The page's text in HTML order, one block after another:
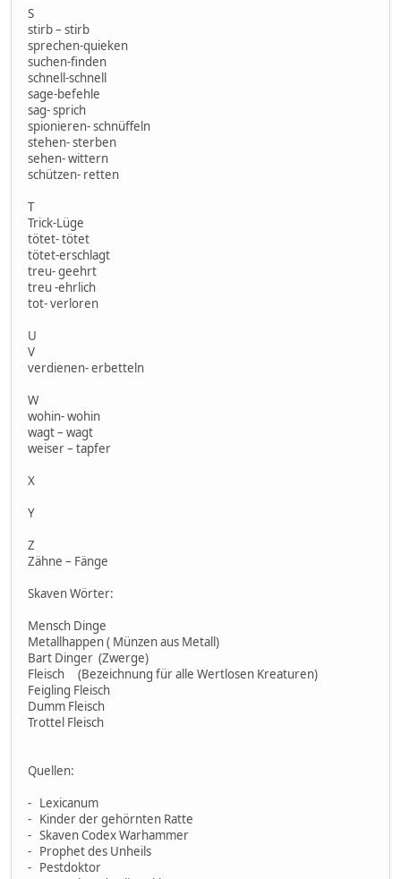
S
stirb – stirb
sprechen-quieken
suchen-finden
schnell-schnell
sage-befehle
sag- sprich
spionieren- schnüffeln
stehen- sterben
sehen- wittern
schützen- retten
T
Trick-Lüge
tötet- tötet
tötet-erschlagt
treu- geehrt
treu -ehrlich
tot- verloren
U
V
verdienen- erbetteln
W
wohin- wohin
wagt – wagt
weiser – tapfer
X
Y
Z
Zähne – Fänge
Skaven Wörter:
Mensch Dinge
Metallhappen ( Münzen aus Metall)
Bart Dinger (Zwerge)
Fleisch (Bezeichnung für alle Wertlosen Kreaturen)
Feigling Fleisch
Dumm Fleisch
Trottel Fleisch
Quellen:
- Lexicanum
- Kinder der gehörnten Ratte
- Skaven Codex Warhammer
- Prophet des Unheils
- Pestdoktor